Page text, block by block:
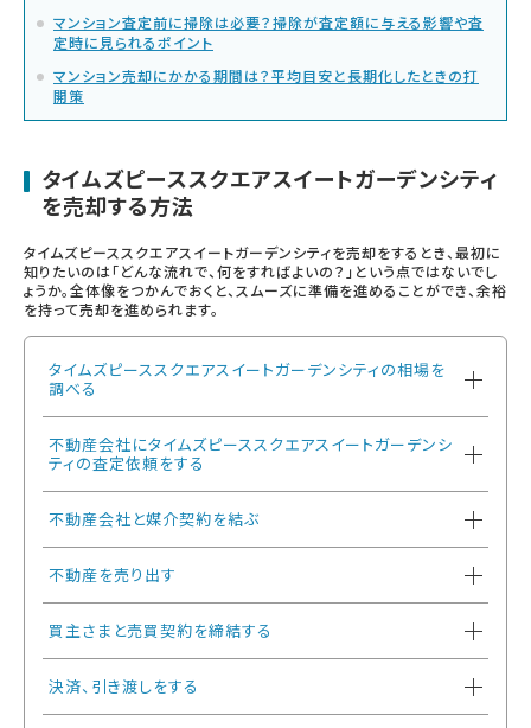
マンション査定前に掃除は必要？掃除が査定額に与える影響や査
定時に見られるポイント
マンション売却にかかる期間は？平均目安と長期化したときの打
開策
タイムズピーススクエアスイートガーデンシティ
を売却する方法
タイムズピーススクエアスイートガーデンシティを売却をするとき、最初に
知りたいのは「どんな流れで、何をすればよいの？」という点ではないでし
ょうか。全体像をつかんでおくと、スムーズに準備を進めることができ、余裕
を持って売却を進められます。
タイムズピーススクエアスイートガーデンシティの相場を
調べる
不動産会社にタイムズピーススクエアスイートガーデンシ
ティの査定依頼をする
不動産会社と媒介契約を結ぶ
不動産を売り出す
買主さまと売買契約を締結する
決済、引き渡しをする